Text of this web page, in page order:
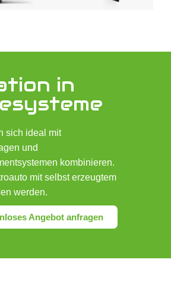
in
sich ideal mit
und
kombinieren.
mit selbst erzeugtem
werden.
Angebot anfragen